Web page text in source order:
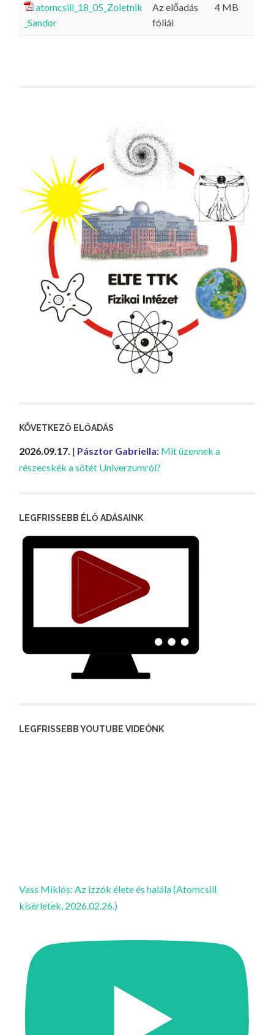
atomcsill_18_05_Zoletnik
_Sandor
Az előadás
fóliái
4 MB
KÖVETKEZŐ ELŐADÁS
2026.09.17. | Pásztor Gabriella: Mit üzennek a
részecskék a sötét Univerzumról?
LEGFRISSEBB ÉLŐ ADÁSAINK
LEGFRISSEBB YOUTUBE VIDEÓNK
Vass Miklós: Az izzók élete és halála (Atomcsill
kísérletek, 2026.02.26.)